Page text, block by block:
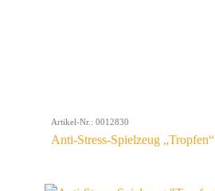
Artikel-Nr.: 0012830
Anti-Stress-Spielzeug „Tropfen“